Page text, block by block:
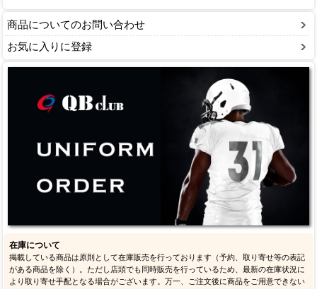
商品についてのお問い合わせ
お気に入りに登録
在庫について
掲載している商品は原則として在庫販売を行っております（予約、取り寄せ等の表記
がある商品を除く）。ただし店頭でも同時販売を行っているため、最新の在庫状況に
より取り寄せ手配となる場合がございます。万一、ご注文後に商品をご用意できない